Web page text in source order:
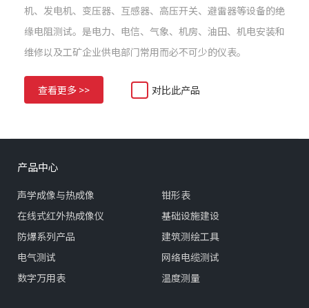
机、发电机、变压器、互感器、高压开关、避雷器等设备的绝
缘电阻测试。是电力、电信、气象、机房、油田、机电安装和
维修以及工矿企业供电部门常用而必不可少的仪表。
查看更多 >> 对比此产品
产品中心
声学成像与热成像
在线式红外热成像仪
防爆系列产品
电气测试
数字万用表
钳形表
基础设施建设
建筑测绘工具
网络电缆测试
温度测量